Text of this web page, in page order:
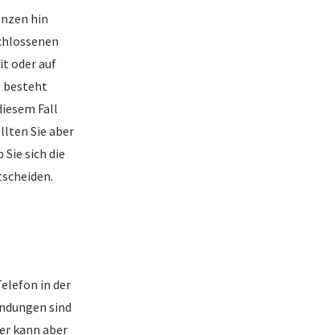
hin
oder auf
besteht
Fall
Sie aber
sich die
in der
sind
kann aber